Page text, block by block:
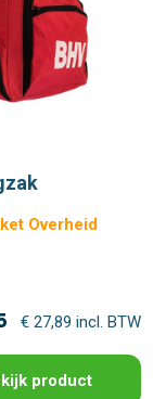
Overheid
€ 27,89 incl. BTW
product